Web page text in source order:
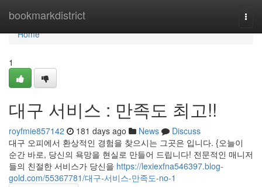
bookmarkdistrict
Home
Home
1
대구 서비스 : 만족도 최고!!
royfmie857142 181 days ago News
Discuss
대구 오피에서 환상적인 경험을 찾으시는 그곳은 입니다. {오늘이
순간 바로, 당신의 욕망을 현실로 만들어 드립니다! 전문적인 매니저
들의 친절한 서비스가 당신을 https://lexiexfna546397.blog-
gold.com/55367781/대구-서비스-만족도-no-1